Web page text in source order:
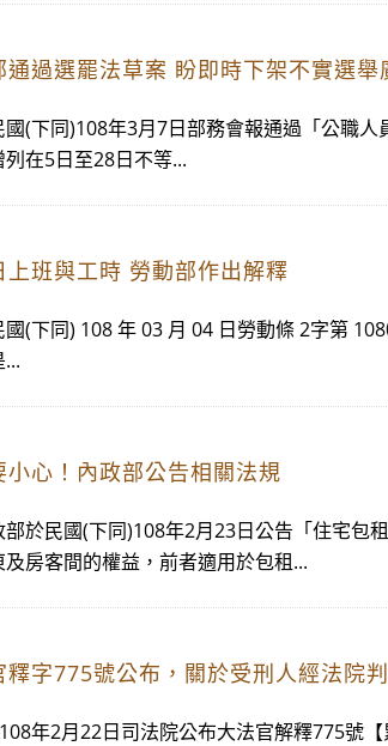
通過選罷法草案 盼即時下架不實選舉
國(下同)108年3月7日部務會報通過「公職
在5日至28日不等...
上班與工時 勞動部作出解釋
國(下同) 108 年 03 月 04 日勞動條 2字第
小心！內政部公告相關法規
於民國(下同)108年2月23日公告「住宅包
房客間的權益，前者適用於包租...
釋字775號公布，關於受刑人經法院
年2月22日司法院公布大法官解釋775號